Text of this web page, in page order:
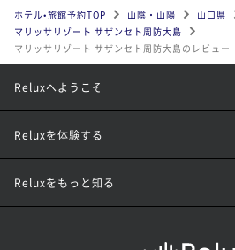
ホテル•旅館予約TOP 山陰・山陽 山口県
マリッサリゾート サザンセト周防大島
マリッサリゾート サザンセト周防大島のレビュー
Reluxへようこそ
Reluxを体験する
Reluxをもっと知る